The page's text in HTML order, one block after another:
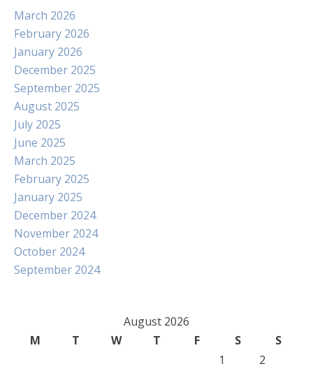
March 2026
February 2026
January 2026
December 2025
September 2025
August 2025
July 2025
June 2025
March 2025
February 2025
January 2025
December 2024
November 2024
October 2024
September 2024
August 2026
M
T W T F S
S
1
2